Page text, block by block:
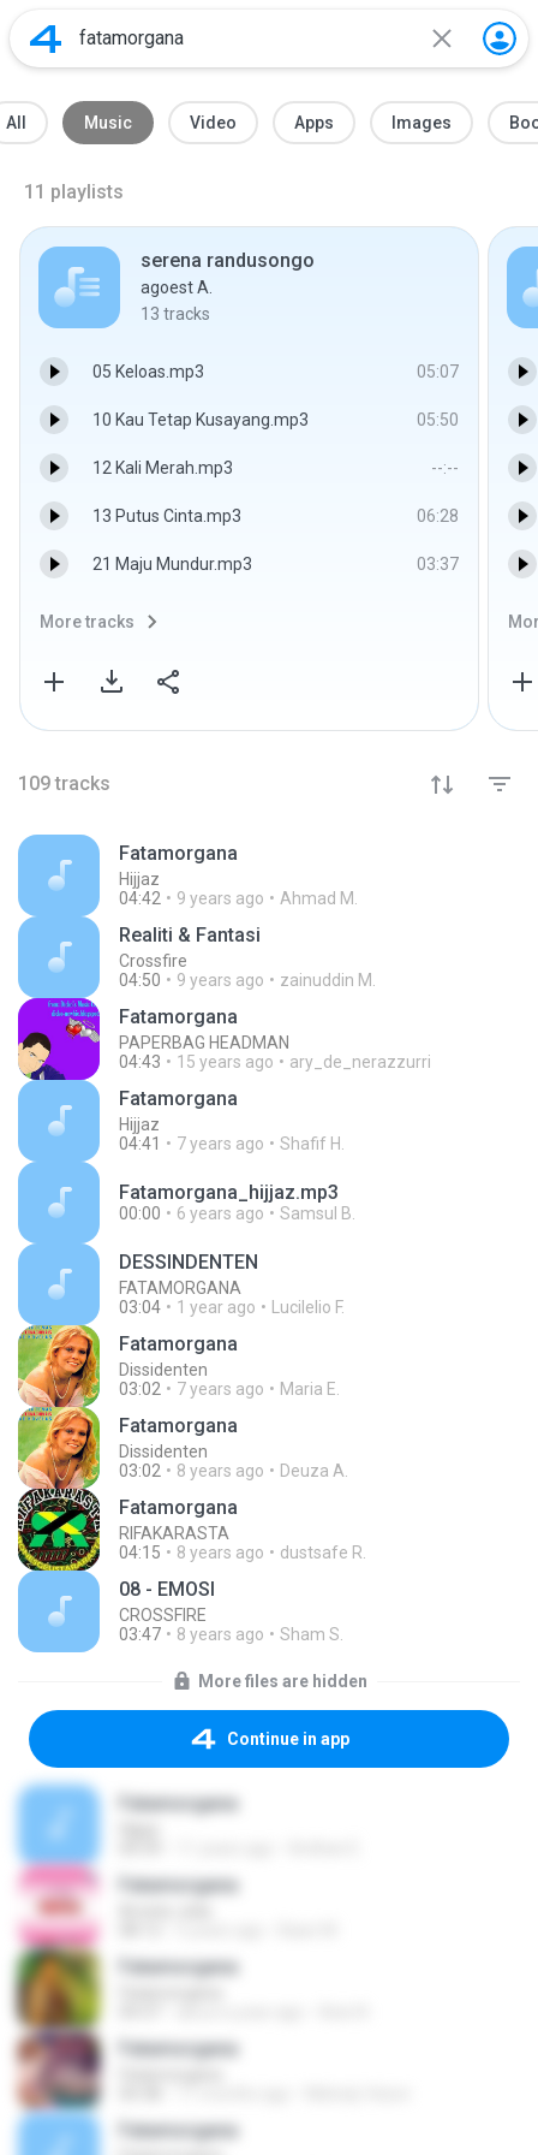
All Music Video Apps Images
11 playlists
serena randusongo
agoest A.
13 tracks
05 Keloas.mp3 05:07
10 Kau Tetap Kusayang.mp3 05:50
12 Kali Merah.mp3 --:--
13 Putus Cinta.mp3 06:28
21 Maju Mundur.mp3 03:37
More tracks
109 tracks
Fatamorgana
Hijjaz
04:42
9 years ago Ahmad M.
Realiti & Fantasi
Crossfire
04:50
9 years ago zainuddin M.
Fatamorgana
PAPERBAG HEADMAN
04:43
15 years ago ary_de_nerazzurri
Fatamorgana
Hijjaz
04:41
7 years ago Shafif H.
Fatamorgana_hijjaz.mp3
00:00 6 years ago Samsul B.
DESSINDENTEN
FATAMORGANA
03:04
1 year ago Lucilelio F.
Fatamorgana
Dissidenten
03:02
7 years ago Maria E.
Fatamorgana
Dissidenten
03:02
8 years ago Deuza A.
Fatamorgana
RIFAKARASTA
04:15
8 years ago dustsafe R.
08 - EMOSI
CROSSFIRE
03:47
8 years ago Sham S.
More files are hidden
Continue in app
Fatamorgana
Fatamorgana
Fatamorgana
Fatamorgana
Fatamorgana